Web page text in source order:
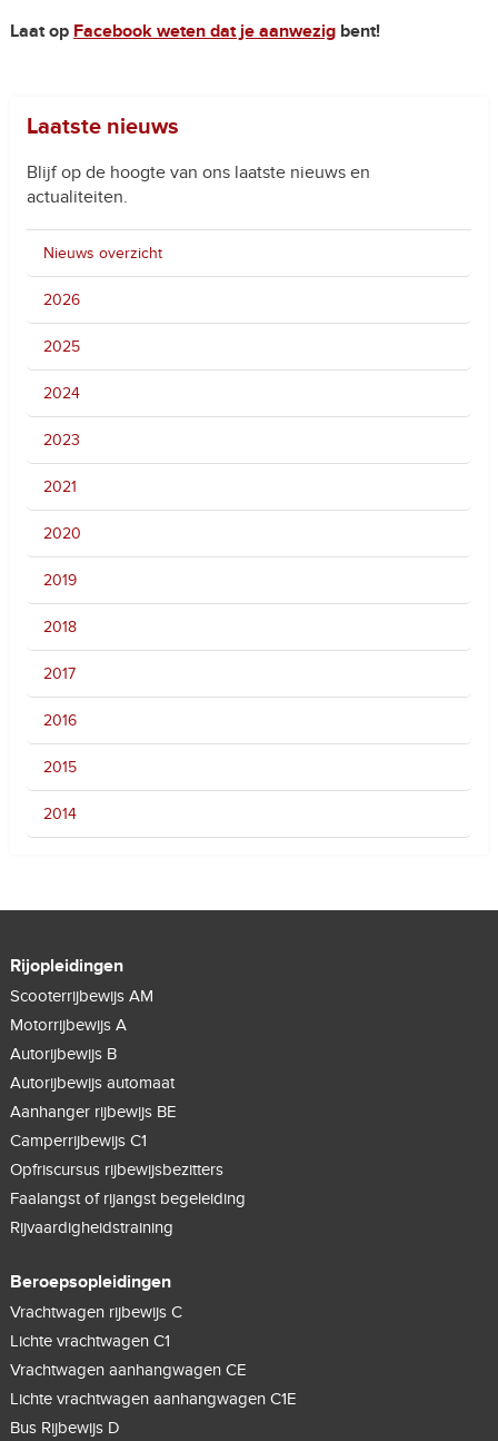
Laat op Facebook weten dat je aanwezigbent!
Laatste nieuws
Blijf op de hoogte van ons laatste nieuws en
actualiteiten.
Nieuws overzicht
2026
2025
2024
2023
2021
2020
2019
2018
2017
2016
2015
2014
Rijopleidingen
Scooterrijbewijs AM
Motorrijbewijs A
Autorijbewijs B
Autorijbewijs automaat
Aanhanger rijbewijs BE
Camperrijbewijs C1
Opfriscursus rijbewijsbezitters
Faalangst of rijangst begeleiding
Rijvaardigheidstraining
Beroepsopleidingen
Vrachtwagen rijbewijs C
Lichte vrachtwagen C1
Vrachtwagen aanhangwagen CE
Lichte vrachtwagen aanhangwagen C1E
Bus Rijbewijs D